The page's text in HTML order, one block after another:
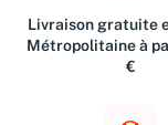
Livraison gratuite
Métropolitaine à
€